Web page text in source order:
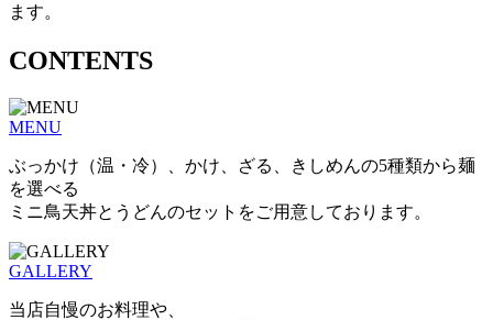
ます。
CONTENTS
MENU
ぶっかけ（温・冷）、かけ、ざる、きしめんの5種類から麺
を選べる
ミニ鳥天丼とうどんのセットをご用意しております。
GALLERY
当店自慢のお料理や、